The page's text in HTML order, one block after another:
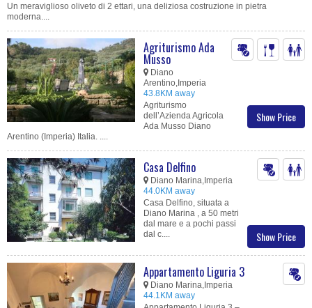
Un meraviglioso oliveto di 2 ettari, una deliziosa costruzione in pietra
moderna....
Show Price
Agriturismo Ada
Musso
Diano
Arentino,Imperia
43.8KM away
Agriturismo
dell’Azienda Agricola
Ada Musso Diano
Arentino (Imperia) Italia. ....
Show Price
Casa Delfino
Diano Marina,Imperia
44.0KM away
Casa Delfino, situata a
Diano Marina , a 50 metri
dal mare e a pochi passi
dal c....
Appartamento Liguria 3
Diano Marina,Imperia
44.1KM away